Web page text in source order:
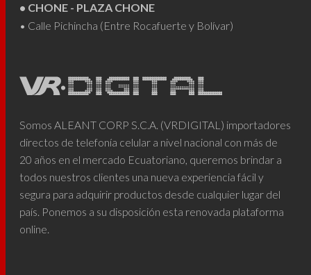
• CHONE - PLAZA CHONE
• Calle Pichincha (Entre Rocafuerte y Bolívar)
Somos ALEANT CORP S.C.A. (VRDIGITAL) importadores
directos de telefonía celular a nivel nacional con más de
20 años en el mercado Ecuatoriano, queremos brindar a
todos nuestros clientes una nueva experiencia fácil y
segura para adquirir productos desde cualquier lugar del
país. Ponemos a su disposición esta renovada plataforma
online.